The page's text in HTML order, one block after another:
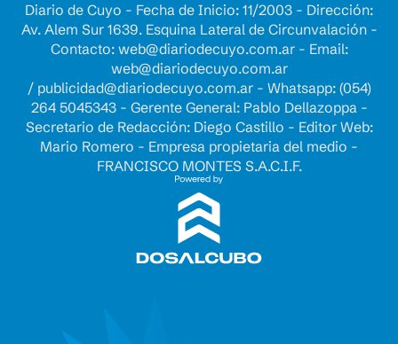
Diario de Cuyo - Fecha de Inicio: 11/2003 - Dirección:
Av. Alem Sur 1639. Esquina Lateral de Circunvalación -
Contacto: web@diariodecuyo.com.ar- Email:
web@diariodecuyo.com.ar
/ publicidad@diariodecuyo.com.ar- Whatsapp: (054)
264 5045343 - Gerente General: Pablo Dellazoppa -
Secretario de Redacción: Diego Castillo - Editor Web:
Mario Romero - Empresa propietaria del medio -
FRANCISCO MONTES S.A.C.I.F.